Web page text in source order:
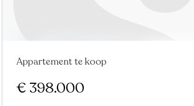
Nieuw
Appartement te koop
€ 398.000